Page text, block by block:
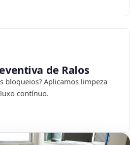
de Ralos
bloqueios? Aplicamos limpeza
contínuo.